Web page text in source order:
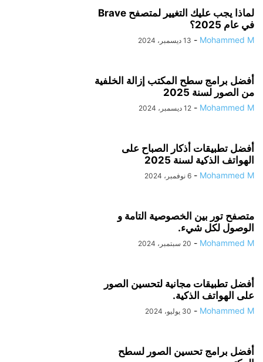
لماذا یجب علیك التغيير لمتصفح Brave
في عام 2025؟
Mohammed M
- 13 ديسمبر، 2024
أفضل برامج سطح المكتب إزالة الخلفية
من الصور لسنة 2025
Mohammed M
- 12 ديسمبر، 2024
أفضل تطبيقات أذكار الصباح على
الهواتف الذكية لسنة 2025
Mohammed M
- 6 نوفمبر، 2024
متصفح تور بين الخصوصية التامة و
الوصول لكل شيء.
Mohammed M
- 20 سبتمبر، 2024
أفضل تطبيقات مجانية لتحسين الصور
على الهواتف الذكية.
Mohammed M
- 30 يوليو، 2024
أفضل برامج تحسين الصور لسطح